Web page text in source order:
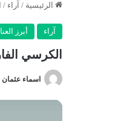
الرئيسية / آراء /
آراء أبرز
الكرسي
اسماء عثمان